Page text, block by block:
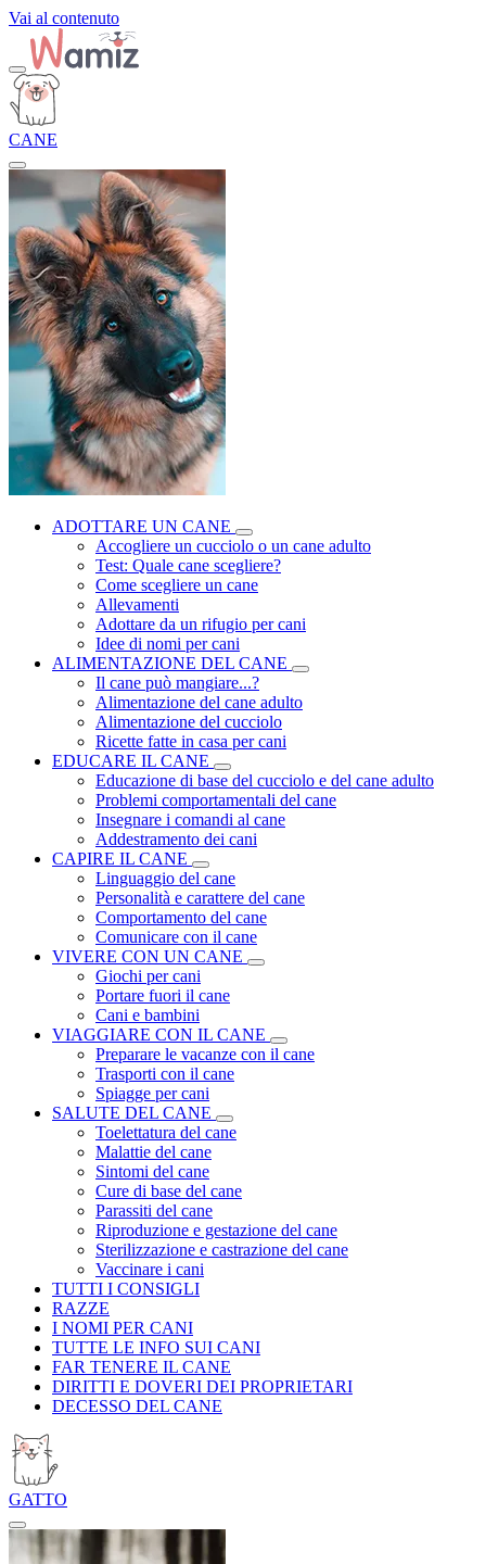
Vai al contenuto
CANE
ADOTTARE UN CANE
Accogliere un cucciolo o un cane adulto
Test: Quale cane scegliere?
Come scegliere un cane
Allevamenti
Adottare da un rifugio per cani
Idee di nomi per cani
ALIMENTAZIONE DEL CANE
Il cane può mangiare...?
Alimentazione del cane adulto
Alimentazione del cucciolo
Ricette fatte in casa per cani
EDUCARE IL CANE
Educazione di base del cucciolo e del cane adulto
Problemi comportamentali del cane
Insegnare i comandi al cane
Addestramento dei cani
CAPIRE IL CANE
Linguaggio del cane
Personalità e carattere del cane
Comportamento del cane
Comunicare con il cane
VIVERE CON UN CANE
Giochi per cani
Portare fuori il cane
Cani e bambini
VIAGGIARE CON IL CANE
Preparare le vacanze con il cane
Trasporti con il cane
Spiagge per cani
SALUTE DEL CANE
Toelettatura del cane
Malattie del cane
Sintomi del cane
Cure di base del cane
Parassiti del cane
Riproduzione e gestazione del cane
Sterilizzazione e castrazione del cane
Vaccinare i cani
TUTTI I CONSIGLI
RAZZE
I NOMI PER CANI
TUTTE LE INFO SUI CANI
FAR TENERE IL CANE
DIRITTI E DOVERI DEI PROPRIETARI
DECESSO DEL CANE
GATTO